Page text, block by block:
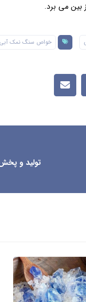
بین می برد.
خواص سنگ نمک آبی
تولید و